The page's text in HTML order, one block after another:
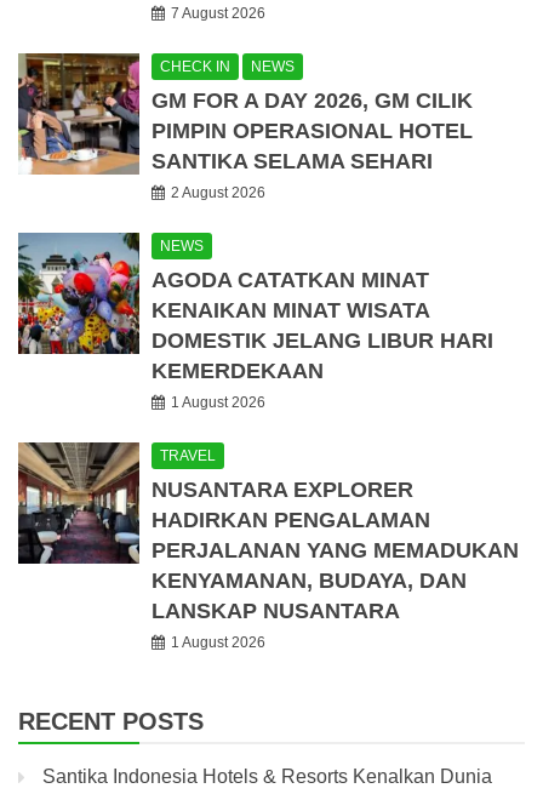
7 August 2026
CHECK IN NEWS
GM FOR A DAY 2026, GM CILIK
PIMPIN OPERASIONAL HOTEL
SANTIKA SELAMA SEHARI
2 August 2026
NEWS
AGODA CATATKAN MINAT
KENAIKAN MINAT WISATA
DOMESTIK JELANG LIBUR HARI
KEMERDEKAAN
1 August 2026
TRAVEL
NUSANTARA EXPLORER
HADIRKAN PENGALAMAN
PERJALANAN YANG MEMADUKAN
KENYAMANAN, BUDAYA, DAN
LANSKAP NUSANTARA
1 August 2026
RECENT POSTS
Santika Indonesia Hotels & Resorts Kenalkan Dunia